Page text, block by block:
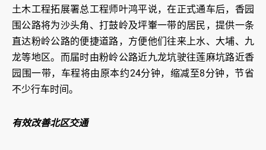
土木工程拓展署总工程师叶鸿平说，在正式通车后，香园
围公路将为沙头角、打鼓岭及坪輋一带的居民，提供一条
直达粉岭公路的便捷道路，方便他们往来上水、大埔、九
龙等地区。而届时由粉岭公路近九龙坑驶往莲麻坑路近香
园围一带，车程将由原本约24分钟，缩减至8分钟，节省
不少行车时间。
有效改善北区交通